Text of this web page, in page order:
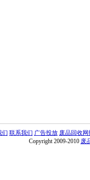
们 联系我们 广告投放 废品回收网
Copyright 2009-2010 废